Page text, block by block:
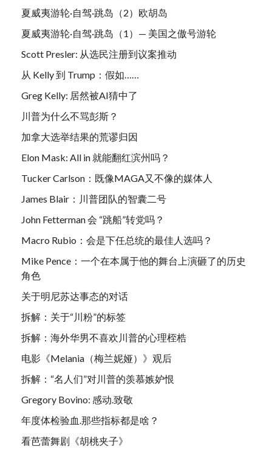
夏威夷游轮·自驾·跳岛（2）欧胡岛
夏威夷游轮·自驾·跳岛（1）— 美国之傲号游轮
Scott Presler: 从选民注册到议案推动
从 Kelly 到 Trump：假如……
Greg Kelly: 居然被AI猜中了
川普为什么不骂彭斯？
加拿大选举结果的荒谬归因
Elon Mask: All in 就能翻红滨州吗？
Tucker Carlson：既像MAGA又不像的媒体人
James Blair：川普团队的智囊二号
John Fetterman 会 “跳船”转党吗？
Macro Rubio：会是下任总统的最佳人选吗？
Mike Pence：一个在本属于他的舞台上演砸了的历史
角色
关于明尼苏达事态的对话
拆解：关于“川粉”的标签
拆解：海外华男不喜欢川普的心理桎梏
电影《Melania（梅兰妮娅）》观后
拆解：“名人们”对川普的羡慕嫉妒恨
Gregory Bovino: 感动.致敬
年度体检验血.那些指标都是啥？
看芭蕾舞剧《胡桃夹子》